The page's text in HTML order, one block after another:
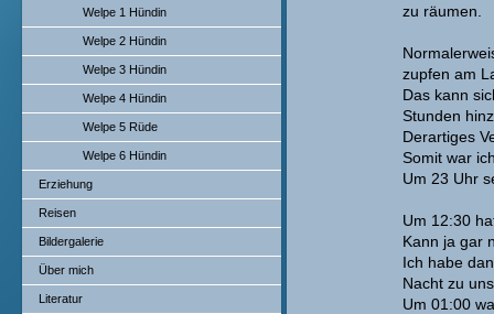
Welpe 1 Hündin
Welpe 2 Hündin
Welpe 3 Hündin
Welpe 4 Hündin
Welpe 5 Rüde
Welpe 6 Hündin
Erziehung
Reisen
Bildergalerie
Über mich
Literatur
zu räumen.
zupfen am
Das kann
Stunden
Derartiges
Somit war
Um 23 Uhr
Um 12:30
Kann ja gar
Ich habe
Nacht zu
Um 01:00